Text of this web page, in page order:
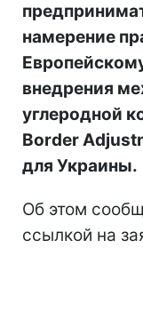
намерение
внедрения
углеродной
Border
для Украины.
Об этом
ссылкой на